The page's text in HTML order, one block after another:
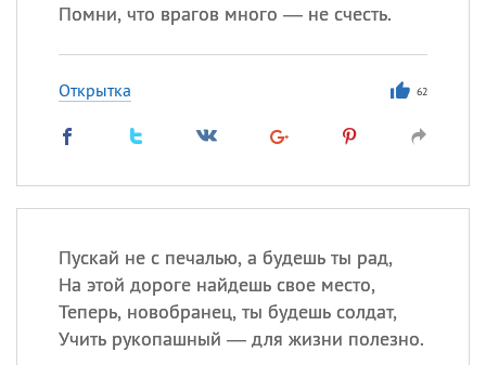
Помни, что врагов много — не счесть.
Открытка 62
Пускай не с печалью, а будешь ты рад,
На этой дороге найдешь свое место,
Теперь, новобранец, ты будешь солдат,
Учить рукопашный — для жизни полезно.